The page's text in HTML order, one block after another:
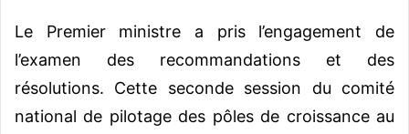
Le Premier ministre a pris l’engagement de
l’examen des recommandations et des
résolutions. Cette seconde session du comité
national de pilotage des pôles de croissance au